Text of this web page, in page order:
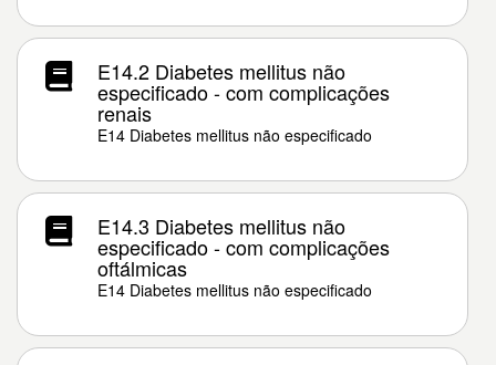
E14.2 Diabetes mellitus não
especificado - com complicações
renais
E14 Diabetes mellitus não especificado
E14.3 Diabetes mellitus não
especificado - com complicações
oftálmicas
E14 Diabetes mellitus não especificado